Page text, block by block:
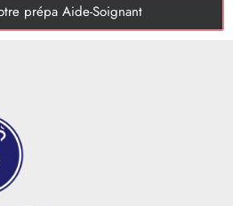
prépa Aide-Soignant